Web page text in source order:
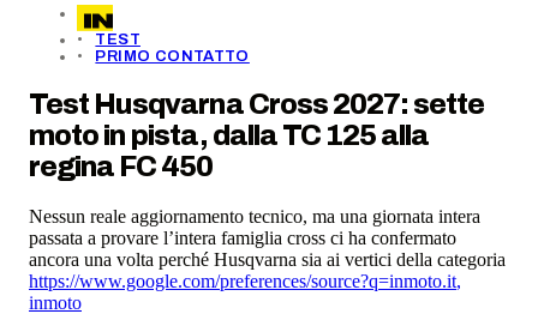
TEST
PRIMO CONTATTO
Test Husqvarna Cross 2027: sette
moto in pista, dalla TC 125 alla
regina FC 450
Nessun reale aggiornamento tecnico, ma una giornata intera
passata a provare l’intera famiglia cross ci ha confermato
ancora una volta perché Husqvarna sia ai vertici della categoria
https://www.google.com/preferences/source?q=inmoto.it,
inmoto